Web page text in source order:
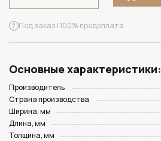
Под заказ | 100% предоплата
Основные характеристики:
Производитель
Страна производства
Ширина, мм
Длина, мм
Толщина, мм